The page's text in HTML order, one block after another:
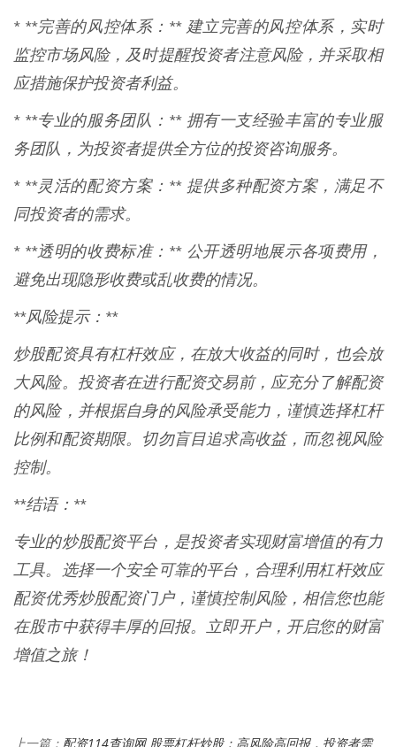
* **完善的风控体系：** 建立完善的风控体系，实时
监控市场风险，及时提醒投资者注意风险，并采取相
应措施保护投资者利益。
* **专业的服务团队：** 拥有一支经验丰富的专业服
务团队，为投资者提供全方位的投资咨询服务。
* **灵活的配资方案：** 提供多种配资方案，满足不
同投资者的需求。
* **透明的收费标准：** 公开透明地展示各项费用，
避免出现隐形收费或乱收费的情况。
**风险提示：**
炒股配资具有杠杆效应，在放大收益的同时，也会放
大风险。投资者在进行配资交易前，应充分了解配资
的风险，并根据自身的风险承受能力，谨慎选择杠杆
比例和配资期限。切勿盲目追求高收益，而忽视风险
控制。
**结语：**
专业的炒股配资平台，是投资者实现财富增值的有力
工具。选择一个安全可靠的平台，合理利用杠杆效应
配资优秀炒股配资门户，谨慎控制风险，相信您也能
在股市中获得丰厚的回报。立即开户，开启您的财富
增值之旅！
上一篇： 配资114查询网 股票杠杆炒股：高风险高回报，投资者需